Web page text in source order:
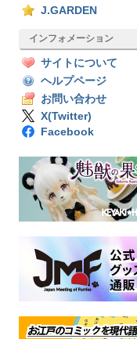
J.GARDEN
インフォメーション
サイトについて
ヘルプページ
お問い合わせ
X(Twitter)
Facebook